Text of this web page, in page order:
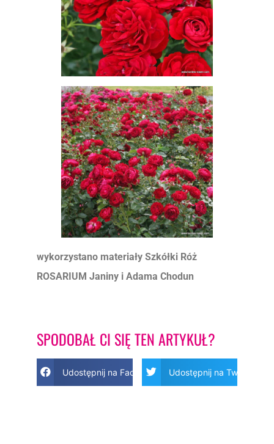
wykorzystano materiały Szkółki Róż
ROSARIUM Janiny i Adama Chodun
SPODOBAŁ CI SIĘ TEN ARTYKUŁ?
Udostępnij na Facebook Udostępnij na Twitter